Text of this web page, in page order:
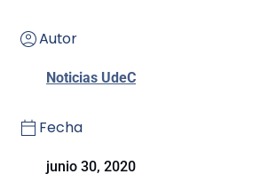
Autor
Noticias UdeC
Fecha
junio 30, 2020